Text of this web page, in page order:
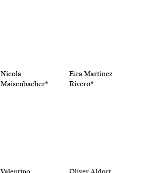
Nicola
Maisenbacher*
Eira Martinez
Rivero*